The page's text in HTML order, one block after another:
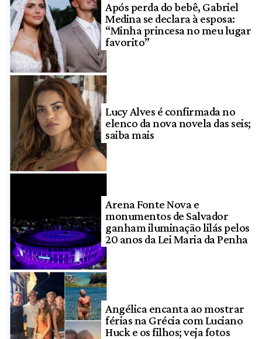
Após perda do bebê, Gabriel
Medina se declara à esposa:
“Minha princesa no meu lugar
favorito”
Lucy Alves é confirmada no
elenco da nova novela das seis;
saiba mais
Arena Fonte Nova e
monumentos de Salvador
ganham iluminação lilás pelos
20 anos da Lei Maria da Penha
Angélica encanta ao mostrar
férias na Grécia com Luciano
Huck e os filhos; veja fotos